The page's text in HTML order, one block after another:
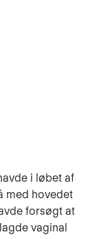
i løbet af
med hovedet
forsøgt at
vaginal